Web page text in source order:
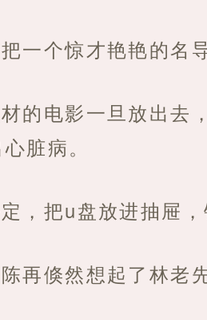
一个惊才艳艳的名
的电影一旦放出去
脏病。
，把u盘放进抽屉，
再倏然想起了林老